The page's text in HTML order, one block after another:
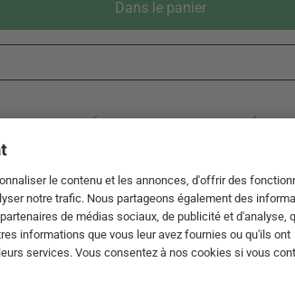
Dans le panier
Livraison 3-5 jours ouvrables après